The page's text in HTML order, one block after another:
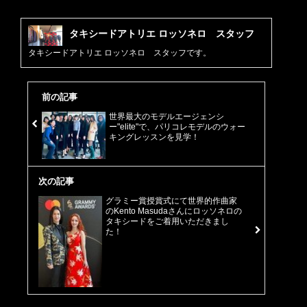
タキシードアトリエ ロッソネロ スタッフ
タキシードアトリエ ロッソネロ スタッフです。
前の記事
世界最大のモデルエージェンシ
ー"elite"で、パリコレモデルのウォー
キングレッスンを見学！
次の記事
グラミー賞授賞式にて世界的作曲家
のKento Masudaさんにロッソネロの
タキシードをご着用いただきまし
た！